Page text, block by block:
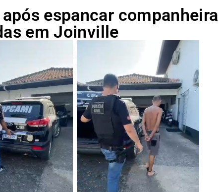
espancar companheira
em Joinville